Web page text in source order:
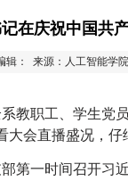
在庆祝中国共
辑： 来源：人工智能学
教职工、学生党
大会直播盛况，
第一时间召开习